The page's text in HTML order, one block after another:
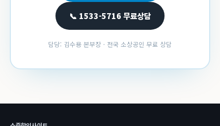
📞 1533-5716 무료상담
담당: 김수용 본부장 · 전국 소상공인 무료 상담